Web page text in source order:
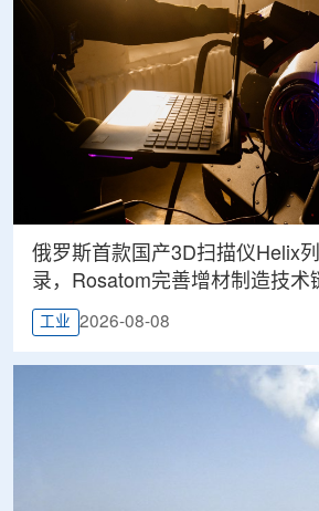
俄罗斯首款国产3D扫描仪Helix
录，Rosatom完善增材制造技术
工业 2026-08-08